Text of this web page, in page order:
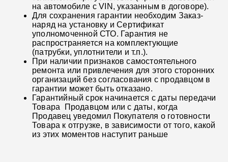
на автомобиле с VIN, указанным в договоре).
Для сохранения гарантии необходим Заказ-
наряд на установку и Сертификат
уполномоченной СТО. Гарантия не
распространяется на комплектующие
(патрубки, уплотнители и т.п.).
При наличии признаков самостоятельного
ремонта или привлечения для этого сторонних
организаций без согласования с продавцом в
гарантии может быть отказано.
Гарантийный срок начинается с даты передачи
Товара Продавцом или с даты, когда
Продавец уведомил Покупателя о готовности
Товара к отгрузке, в зависимости от того, какой
из этих моментов наступит раньше